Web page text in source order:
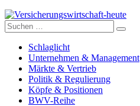
Versicherungswirtschaft-heute
Suche
nach:
Schlaglicht
Unternehmen & Management
Märkte & Vertrieb
Politik & Regulierung
Köpfe & Positionen
BWV-Reihe